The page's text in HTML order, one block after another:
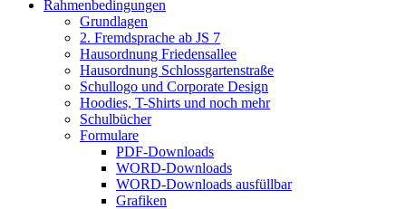
Rahmenbedingungen
Grundlagen
2. Fremdsprache ab JS 7
Hausordnung Friedensallee
Hausordnung Schlossgartenstraße
Schullogo und Corporate Design
Hoodies, T-Shirts und noch mehr
Schulbücher
Formulare
PDF-Downloads
WORD-Downloads
WORD-Downloads ausfüllbar
Grafiken